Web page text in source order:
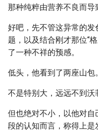
那种纯粹由营养不良而导
好吧，先不管这异常的
题，以及结合刚才那位“
了一种不祥的预感。
低头，他看到了两座山包。
不是特别大，远远不到沃
但也绝对不小，以他对
段的认知而言，称得上是